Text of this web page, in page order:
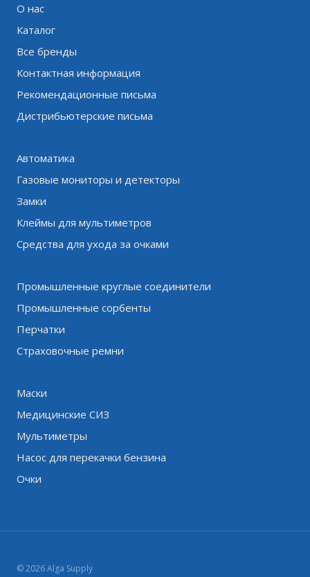
О нас
Каталог
Все бренды
Контактная информация
Рекомендационные письма
Дистрибьютерские письма
Автоматика
Газовые мониторы и детекторы
Замки
Клеймы для мультиметров
Средства для ухода за очками
Промышленные круглые соединители
Промышленные сорбенты
Перчатки
Страховочные ремни
Маски
Медицинские СИЗ
Мультиметры
Насос для перекачки бензина
Очки
© 2026 Alga Supply